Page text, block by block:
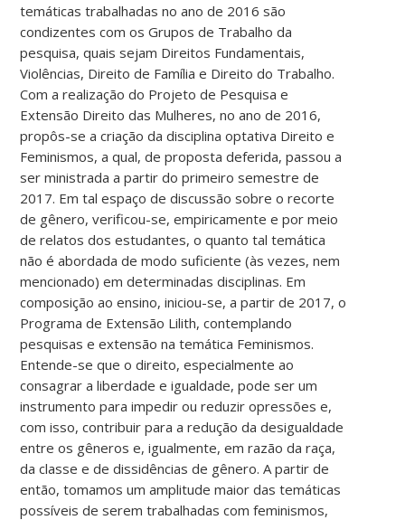
temáticas trabalhadas no ano de 2016 são
condizentes com os Grupos de Trabalho da
pesquisa, quais sejam Direitos Fundamentais,
Violências, Direito de Família e Direito do Trabalho.
Com a realização do Projeto de Pesquisa e
Extensão Direito das Mulheres, no ano de 2016,
propôs-se a criação da disciplina optativa Direito e
Feminismos, a qual, de proposta deferida, passou a
ser ministrada a partir do primeiro semestre de
2017. Em tal espaço de discussão sobre o recorte
de gênero, verificou-se, empiricamente e por meio
de relatos dos estudantes, o quanto tal temática
não é abordada de modo suficiente (às vezes, nem
mencionado) em determinadas disciplinas. Em
composição ao ensino, iniciou-se, a partir de 2017, o
Programa de Extensão Lilith, contemplando
pesquisas e extensão na temática Feminismos.
Entende-se que o direito, especialmente ao
consagrar a liberdade e igualdade, pode ser um
instrumento para impedir ou reduzir opressões e,
com isso, contribuir para a redução da desigualdade
entre os gêneros e, igualmente, em razão da raça,
da classe e de dissidências de gênero. A partir de
então, tomamos um amplitude maior das temáticas
possíveis de serem trabalhadas com feminismos,